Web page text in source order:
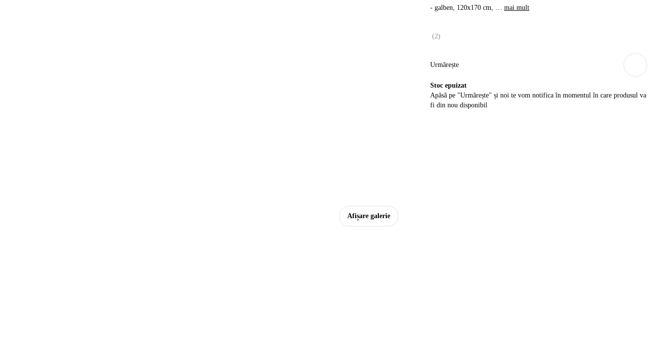
Afișare galerie
- galben, 120x170 cm, … mai mult
(2)
Urmărește
Stoc epuizat
Apăsă pe "Urmărește" și noi te vom notifica în momentul în care produsul va
fi din nou disponibil